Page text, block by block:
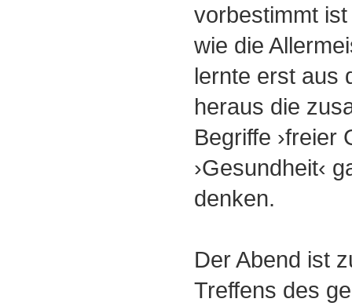
vorbestimmt
wie die
lernte erst aus
heraus die
Begriffe ›freier
›Gesundheit‹
denken.
Der Abend ist
Treffens des